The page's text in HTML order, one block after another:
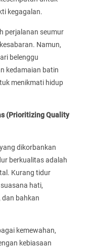
kegagalan.
perjalanan seumur
Namun,
belenggu
kedamaian batin
menikmati hidup
(Prioritizing Quality
dikorbankan
berkualitas adalah
Kurang tidur
hati,
dan bahkan
kemewahan,
kebiasaan